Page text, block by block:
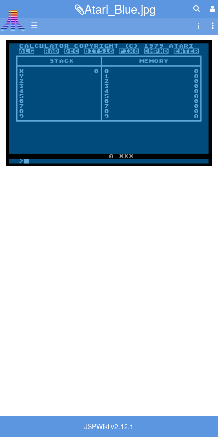
Atari_Blue.jpg
☰
JSPWiki v2.12.1